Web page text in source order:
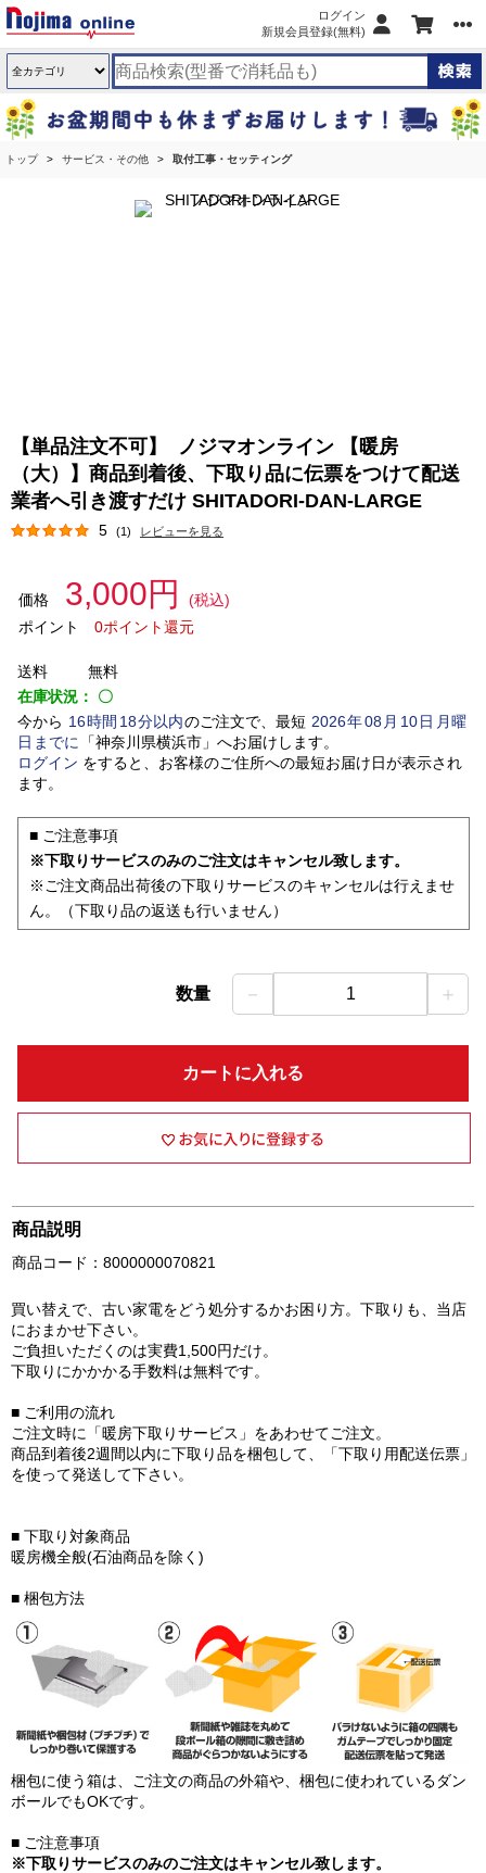
ログイン
新規会員登録(無料)
トップ サービス・その他 取付工事・セッティング
【単品注文不可】 ノジマオンライン 【暖房
（大）】商品到着後、下取り品に伝票をつけて配送
業者へ引き渡すだけ SHITADORI-DAN-LARGE
5 (1) レビューを見る
価格 3,000円
(税込)
ポイント
0ポイント還元
送料
無料
在庫状況： 〇
今から 16時間 18分以内のご注文で、最短 2026年08 月 10日月曜
日 までに 「神奈川県横浜市」 へお届けします。
ログイン をすると、お客様のご住所への最短お届け日が表示され
ます。
■ ご注意事項
※下取りサービスのみのご注文はキャンセル致します。
※ご注文商品出荷後の下取りサービスのキャンセルは行えませ
ん。（下取り品の返送も行いません）
数量 － 1 ＋
カートに入れる
商品説明
商品コード：8000000070821
買い替えで、古い家電をどう処分するかお困り方。下取りも、当店
におまかせ下さい。
ご負担いただくのは実費1,500円だけ。
下取りにかかかる手数料は無料です。
■ ご利用の流れ
ご注文時に「暖房下取りサービス」をあわせてご注文。
商品到着後2週間以内に下取り品を梱包して、「下取り用配送伝票」
を使って発送して下さい。
■ 下取り対象商品
暖房機全般(石油商品を除く)
■ 梱包方法
梱包に使う箱は、ご注文の商品の外箱や、梱包に使われているダン
ボールでもOKです。
■ ご注意事項
※下取りサービスのみのご注文はキャンセル致します。